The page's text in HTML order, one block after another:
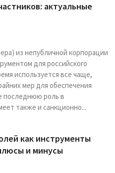
актуальные
из непубличной корпорации
для российского
используется все чаще,
мер для обеспечения
последнюю роль в
также и санкционно...
как инструменты
и минусы